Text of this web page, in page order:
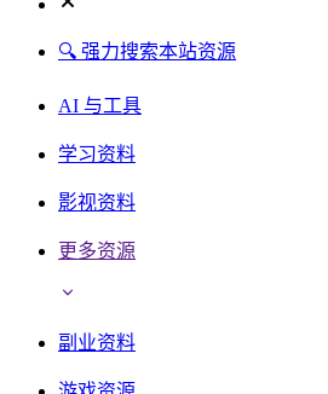
🔍 强力搜索本站资源
AI 与工具
学习资料
影视资料
更多资源
副业资料